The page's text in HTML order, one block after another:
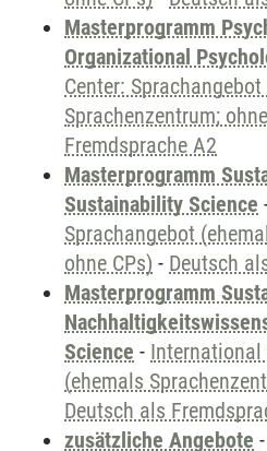
Masterprogramm
Organizational
Center:
Sprachenzentrum;
Fremdsprache A2
Masterprogramm
Sustainability Science
Sprachangebot
ohne CPs) - Deutsch
Masterprogramm
Science - International
(ehemals
Deutsch als
zusätzliche Angebote -